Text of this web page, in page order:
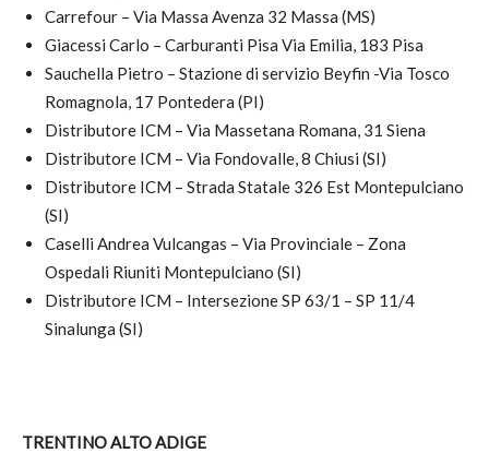
Carrefour – Via Massa Avenza 32 Massa (MS)
Giacessi Carlo – Carburanti Pisa Via Emilia, 183 Pisa
Sauchella Pietro – Stazione di servizio Beyfin -Via Tosco
Romagnola, 17 Pontedera (PI)
Distributore ICM – Via Massetana Romana, 31 Siena
Distributore ICM – Via Fondovalle, 8 Chiusi (SI)
Distributore ICM – Strada Statale 326 Est Montepulciano
(SI)
Caselli Andrea Vulcangas – Via Provinciale – Zona
Ospedali Riuniti Montepulciano (SI)
Distributore ICM – Intersezione SP 63/1 – SP 11/4
Sinalunga (SI)
TRENTINO ALTO ADIGE